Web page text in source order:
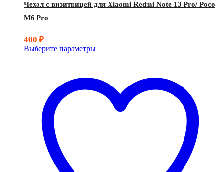
Чехол с визитницей для Xiaomi Redmi Note 13 Pro/ Poco
M6 Pro
400 ₽
Выберите параметры